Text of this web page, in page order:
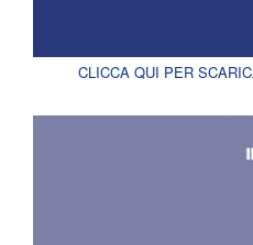
CLICCA QUI PER